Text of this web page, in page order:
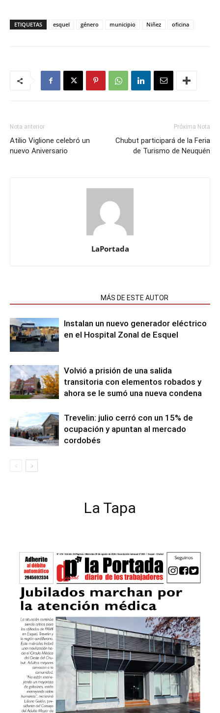
ETIQUETAS esquel género municipio Niñez oficina
Nota anterior
Atilio Viglione celebró un
nuevo Aniversario
Próxima Nota
Chubut participará de la Feria
de Turismo de Neuquén
LaPortada
MÁS DE ESTE AUTOR
Instalan un nuevo generador eléctrico
en el Hospital Zonal de Esquel
Volvió a prisión de una salida
transitoria con elementos robados y
ahora se le sumó una nueva condena
Trevelin: julio cerró con un 15% de
ocupación y apuntan al mercado
cordobés
La Tapa